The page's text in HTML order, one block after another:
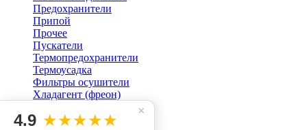
Предохранители
Припой
Прочее
Пускатели
Термопредохранители
Термоусадка
Фильтры осушители
Хладагент (фреон)
Конденсаторы пусковые
×
4.9 ★★★★★